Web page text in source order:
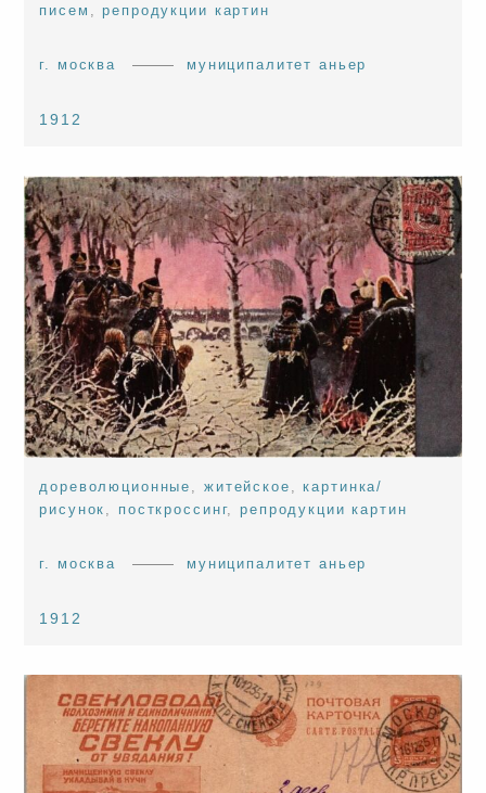
писем
,репродукции картин
г. москва муниципалитет аньер
1912
дореволюционные , житейское ,картинка/
рисунок , посткроссинг,репродукции картин
г. москва муниципалитет аньер
1912